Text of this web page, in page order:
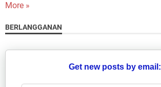
More »
BERLANGGANAN
Get new posts by email: